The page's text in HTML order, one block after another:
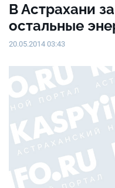
В Астрахани
остальные
20.05.2014 03:43